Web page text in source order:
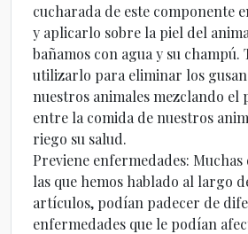
cucharada de este componente
y aplicarlo sobre la piel del
bañamos con agua y su champú.
utilizarlo para eliminar los
nuestros animales mezclando el
entre la comida de nuestros
riego su salud.
Previene enfermedades:
las que hemos hablado al largo
artículos, podían padecer de
enfermedades que le podían